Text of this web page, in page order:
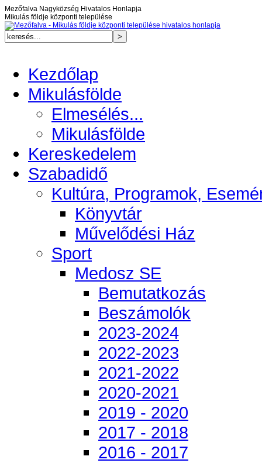
Mezőfalva Nagyközség Hivatalos Honlapja
Mikulás földje központi települése
Kezdőlap
Mikulásfölde
Elmesélés...
Mikulásfölde
Kereskedelem
Szabadidő
Kultúra, Programok,
Könyvtár
Művelődési Ház
Sport
Medosz SE
Bemutatkozás
Beszámolók
2023-2024
2022-2023
2021-2022
2020-2021
2019 - 2020
2017 - 2018
2016 - 2017